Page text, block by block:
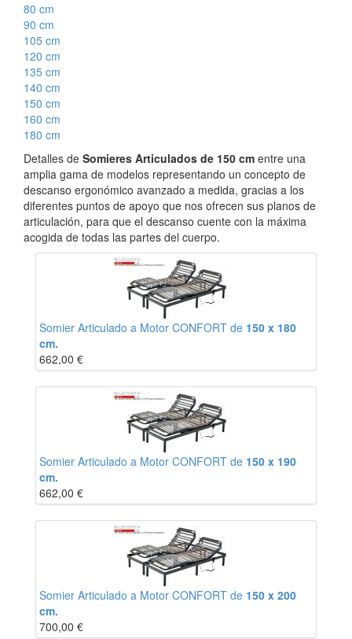
80 cm
90 cm
105 cm
120 cm
135 cm
140 cm
150 cm
160 cm
180 cm
Detalles de Somieres Articulados de 150 cm entre una
amplia gama de modelos representando un concepto de
descanso ergonómico avanzado a medida, gracias a los
diferentes puntos de apoyo que nos ofrecen sus planos de
articulación, para que el descanso cuente con la máxima
acogida de todas las partes del cuerpo.
Somier Articulado a Motor CONFORT de 150 x 180
cm.
662,00 €
Somier Articulado a Motor CONFORT de 150 x 190
cm.
662,00 €
Somier Articulado a Motor CONFORT de 150 x 200
cm.
700,00 €